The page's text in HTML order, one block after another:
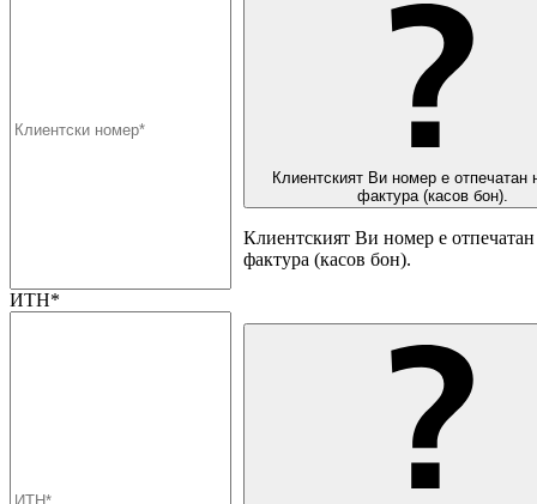
Клиентският Ви номер е отпечатан
фактура (касов бон).
Клиентският Ви номер е отпечатан
фактура (касов бон).
ИТН*